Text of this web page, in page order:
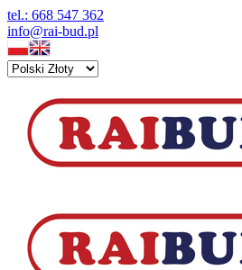
tel.: 668 547 362
info@rai-bud.pl